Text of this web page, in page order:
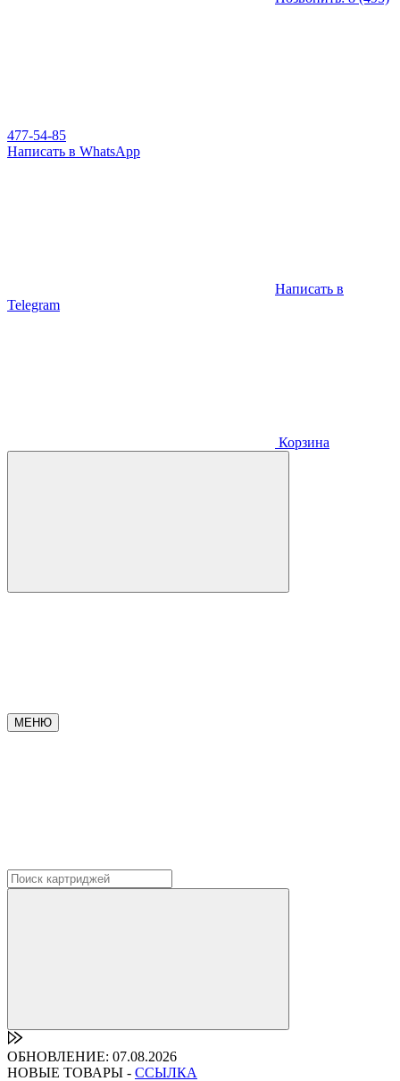
477-54-85
Написать в WhatsApp
Написать в
Telegram
Корзина
МЕНЮ
ОБНОВЛЕНИЕ: 07.08.2026
НОВЫЕ ТОВАРЫ - ССЫЛКА